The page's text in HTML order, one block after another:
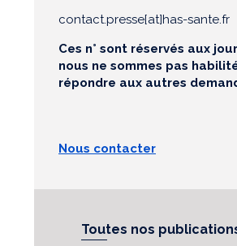
contact.presse[at]has-sante.fr
Ces n° sont réservés aux
nous ne sommes pas
répondre aux autres
Nous contacter
Toutes nos